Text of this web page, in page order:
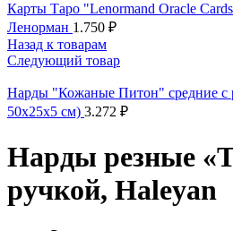
Карты Таро "Lenormand Oracle
Ленорман 1.750 ₽
Назад к товарам
Следующий товар
Нарды "Кожаные Питон" средние с
50х25х5 см) 3.272 ₽
Нарды резные
ручкой, Haleyan